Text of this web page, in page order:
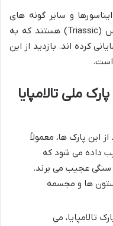
و سایر گونه های
گیاهی و جانوری مربوط به دوران تریاس (Triassic) هستند که به
کرده اند. بازدید از این
است.
ملی تالامپایا
از این پارک ها، معمولاً
داده می شود که
سنگی عجیب می برند.
ستون ها و مجسمه
تالامپایا، می